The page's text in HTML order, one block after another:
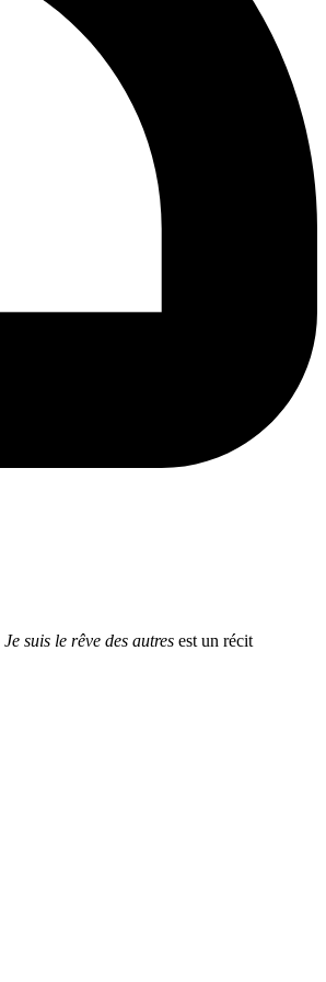
Je suis le rêve des autres est un récit